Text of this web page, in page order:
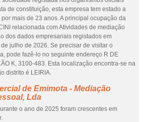
de constituição, esta empresa tem estado a
mais de 23 anos. A principal ocupação da
relacionada com Atividades de mediação
dos dados empresariais registados em
julho de 2026. Se precisar de visitar o
pode fazê-lo no seguinte endereço R DE
K, 3100-483. Esta localização encontra-se na
distrito é LEIRIA.
de Emimota - Mediação
Lda
o ano de 2025 foram crescentes em